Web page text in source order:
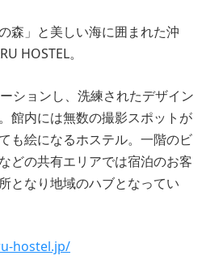
森」と美しい海に囲まれた沖
HOSTEL。
ションし、洗練されたデザイン
館内には無数の撮影スポットが
も絵になるホステル。一階のビ
どの共有エリアでは宿泊のお客
となり地域のハブとなってい
hostel.jp/